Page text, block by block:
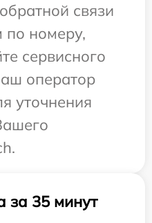
связи
по номеру,
сервисного
оператор
уточнения
за 35 минут